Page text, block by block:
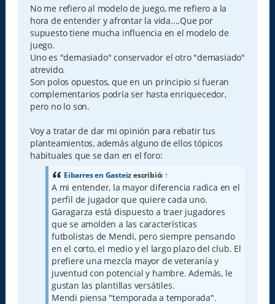
s
a
j
e
No me refiero al modelo de juego, me refiero a la
hora de entender y afrontar la vida....Que por
supuesto tiene mucha influencia en el modelo de
juego.
Uno es "demasiado" conservador el otro "demasiado"
atrevido.
Son polos opuestos, que en un principio si fueran
complementarios podría ser hasta enriquecedor,
pero no lo son.
Voy a tratar de dar mi opinión para rebatir tus
planteamientos, además alguno de ellos tópicos
habituales que se dan en el foro:
Eibarres en Gasteizescribió: ↑
A mi entender, la mayor diferencia radica en el
perfil de jugador que quiere cada uno.
Garagarza está dispuesto a traer jugadores
que se amolden a las características
futbolistas de Mendi, pero siempre pensando
en el corto, el medio y el largo plazo del club. El
prefiere una mezcla mayor de veteranía y
juventud con potencial y hambre. Además, le
gustan las plantillas versátiles.
Mendi piensa "temporada a temporada".